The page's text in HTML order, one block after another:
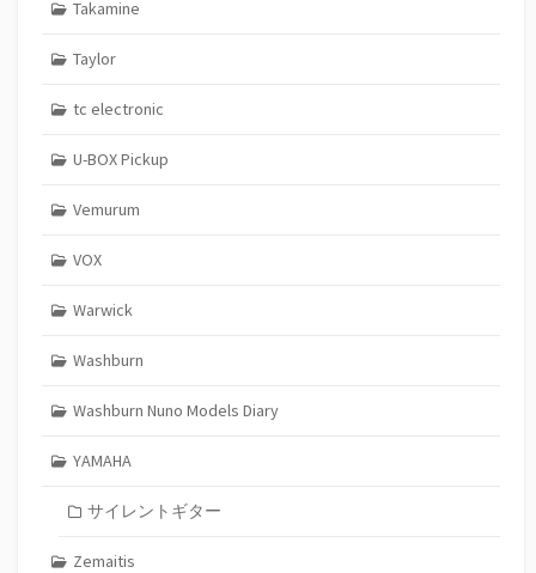
Takamine
Taylor
tc electronic
U-BOX Pickup
Vemurum
VOX
Warwick
Washburn
Washburn Nuno Models Diary
YAMAHA
サイレントギター
Zemaitis